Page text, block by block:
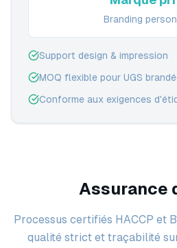
Branding
Support design & impression
MOQ flexible pour UGS
Conforme aux exigences
Assurance
Processus certifiés HACCP et
qualité strict et traçabilité